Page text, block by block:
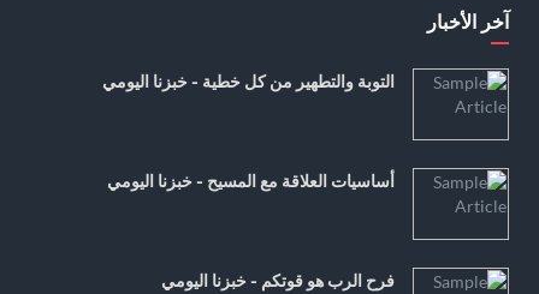
آخر الأخبار
التوبة والتطهير من كل خطية - خبزنا اليومي
أساسيات العلاقة مع المسيح - خبزنا اليومي
فرح الرب هو قوتكم - خبزنا اليومي